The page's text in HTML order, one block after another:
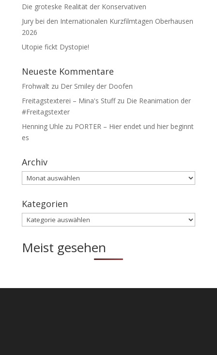
Die groteske Realität der Konservativen
Jury bei den Internationalen Kurzfilmtagen Oberhausen
2026
Utopie fickt Dystopie!
Neueste Kommentare
Frohwaltzu Der Smiley der Doofen
Freitagstexterei – Mina's Stuffzu Die Reanimation der
#Freitagstexter
Henning Uhle zu PORTER – Hier endet und hier beginnt
es
Archiv
Archiv
Kategorien
Kategorien
Meist gesehen